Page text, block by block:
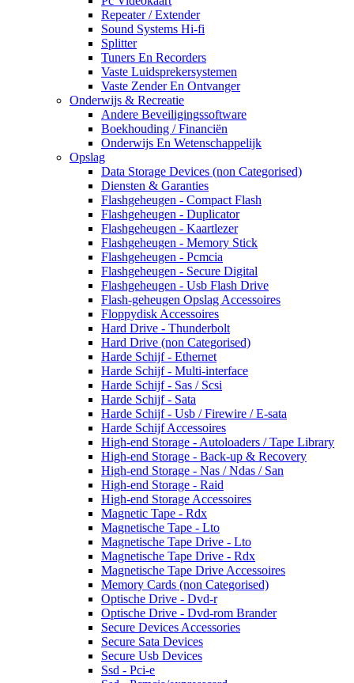
Repeater / Extender
Sound Systems Hi-fi
Splitter
Tuners En Recorders
Vaste Luidsprekersystemen
Vaste Zender En Ontvanger
Onderwijs & Recreatie
Andere Beveiligingssoftware
Boekhouding / Financiën
Onderwijs En Wetenschappelijk
Opslag
Data Storage Devices (non Categorised)
Diensten & Garanties
Flashgeheugen - Compact Flash
Flashgeheugen - Duplicator
Flashgeheugen - Kaartlezer
Flashgeheugen - Memory Stick
Flashgeheugen - Pcmcia
Flashgeheugen - Secure Digital
Flashgeheugen - Usb Flash Drive
Flash-geheugen Opslag Accessoires
Floppydisk Accessoires
Hard Drive - Thunderbolt
Hard Drive (non Categorised)
Harde Schijf - Ethernet
Harde Schijf - Multi-interface
Harde Schijf - Sas / Scsi
Harde Schijf - Sata
Harde Schijf - Usb / Firewire / E-sata
Harde Schijf Accessoires
High-end Storage - Autoloaders / Tape Library
High-end Storage - Back-up & Recovery
High-end Storage - Nas / Ndas / San
High-end Storage - Raid
High-end Storage Accessoires
Magnetic Tape - Rdx
Magnetische Tape - Lto
Magnetische Tape Drive - Lto
Magnetische Tape Drive - Rdx
Magnetische Tape Drive Accessoires
Memory Cards (non Categorised)
Optische Drive - Dvd-r
Optische Drive - Dvd-rom Brander
Secure Devices Accessories
Secure Sata Devices
Secure Usb Devices
Ssd - Pci-e